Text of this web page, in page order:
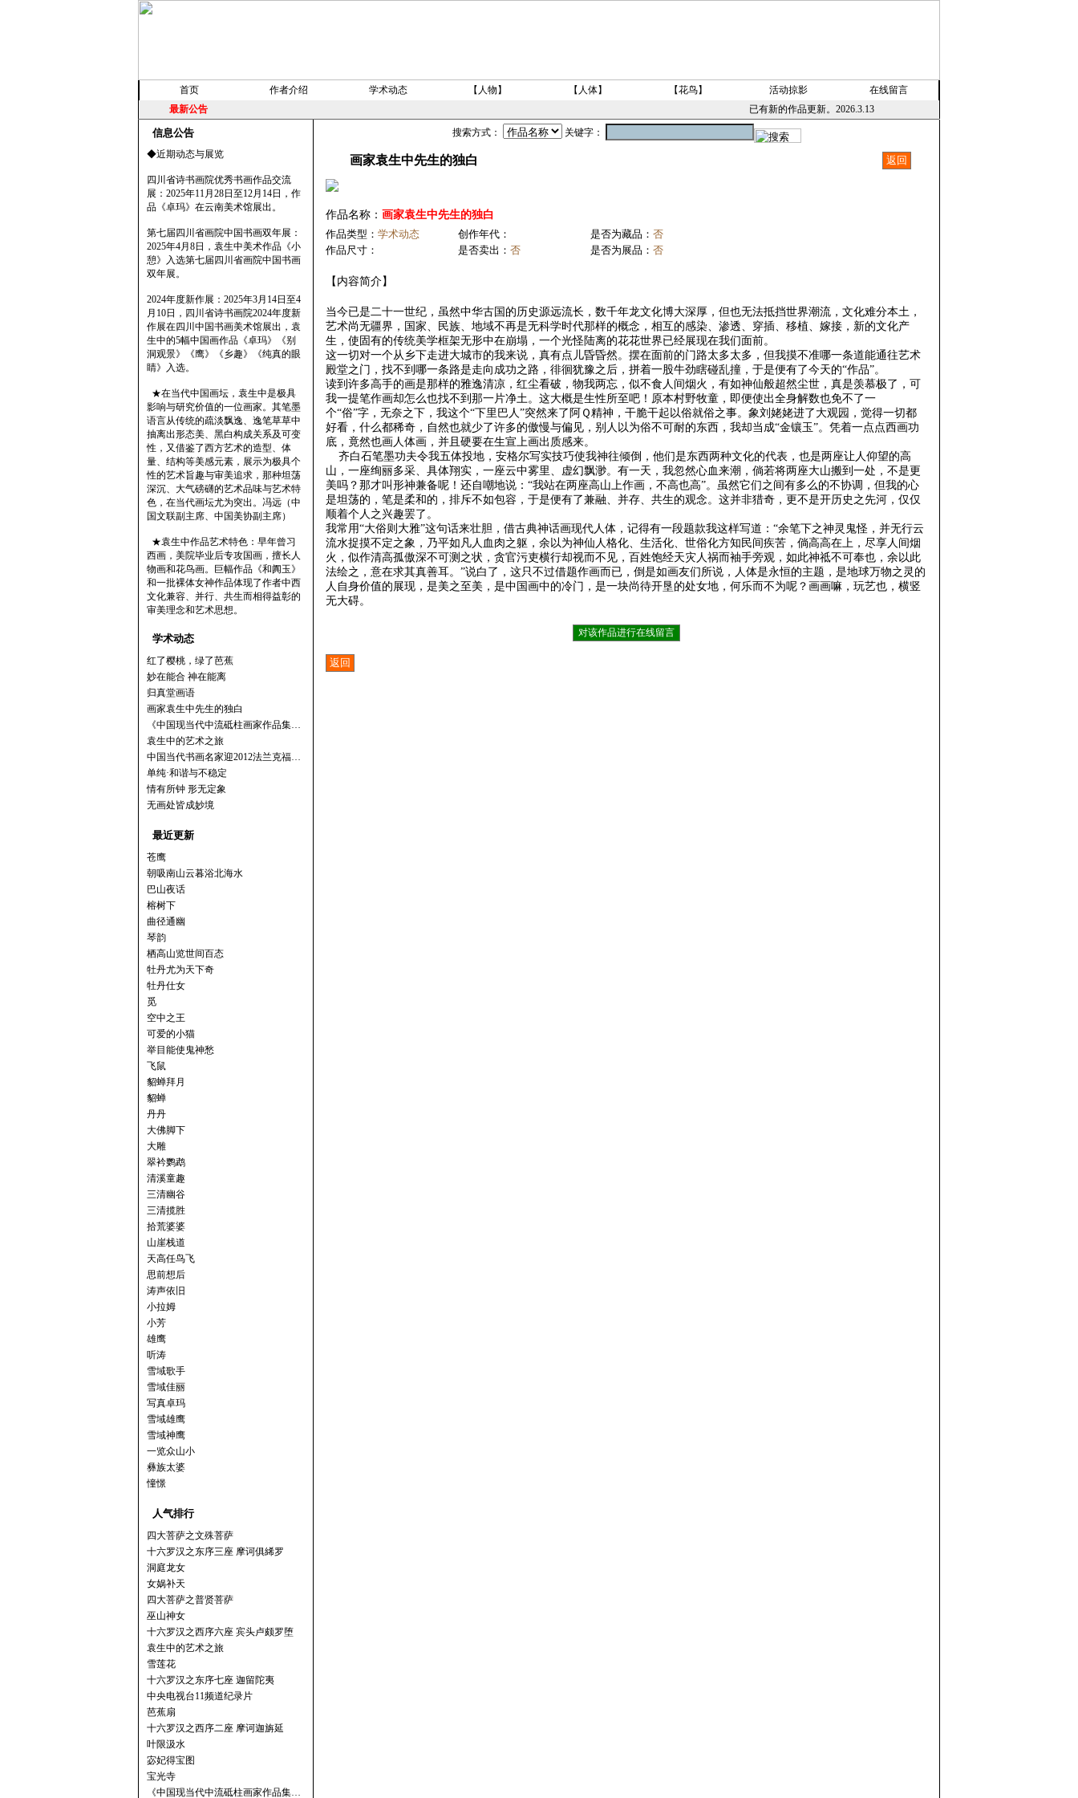
首页 作者介绍 学术动态 【人物】 【人体】 【花鸟】 活动掠影
在线留言
最新公告
已有新的作品更新。2026.3.13
信息公告
◆近期动态与展览
四川省诗书画院优秀书画作品交流
展：2025年11月28日至12月14日，作
品《卓玛》在云南美术馆展出。
第七届四川省画院中国书画双年展：
2025年4月8日，袁生中美术作品《小
憩》入选第七届四川省画院中国书画
双年展。
2024年度新作展：2025年3月14日至4
月10日，四川省诗书画院2024年度新
作展在四川中国书画美术馆展出，袁
生中的5幅中国画作品《卓玛》《别
洞观景》《鹰》《乡趣》《纯真的眼
睛》入选。
★在当代中国画坛，袁生中是极具
影响与研究价值的一位画家。其笔墨
语言从传统的疏淡飘逸、逸笔草草中
抽离出形态美、黑白构成关系及可变
性，又借鉴了西方艺术的造型、体
量、结构等美感元素，展示为极具个
性的艺术旨趣与审美追求，那种坦荡
深沉、大气磅礴的艺术品味与艺术特
色，在当代画坛尤为突出。冯远（中
国文联副主席、中国美协副主席）
★袁生中作品艺术特色：早年曾习
西画，美院毕业后专攻国画，擅长人
物画和花鸟画。巨幅作品《和阗玉》
和一批裸体女神作品体现了作者中西
文化兼容、并行、共生而相得益彰的
审美理念和艺术思想。
学术动态
红了樱桃，绿了芭蕉
妙在能合 神在能离
归真堂画语
画家袁生中先生的独白
《中国现当代中流砥柱画家作品集…
袁生中的艺术之旅
中国当代书画名家迎2012法兰克福…
单纯·和谐与不稳定
情有所钟 形无定象
无画处皆成妙境
最近更新
苍鹰
朝吸南山云暮浴北海水
巴山夜话
榕树下
曲径通幽
琴韵
栖高山览世间百态
牡丹尤为天下奇
牡丹仕女
觅
空中之王
可爱的小猫
举目能使鬼神愁
飞鼠
貂蝉拜月
貂蝉
丹丹
大佛脚下
大雕
翠衿鹦鹉
清溪童趣
三清幽谷
三清揽胜
拾荒婆婆
山崖栈道
天高任鸟飞
思前想后
涛声依旧
小拉姆
小芳
雄鹰
听涛
雪域歌手
雪域佳丽
写真卓玛
雪域雄鹰
雪域神鹰
一览众山小
彝族太婆
憧憬
人气排行
四大菩萨之文殊菩萨
十六罗汉之东序三座 摩诃俱絺罗
洞庭龙女
女娲补天
四大菩萨之普贤菩萨
巫山神女
十六罗汉之西序六座 宾头卢颇罗堕
袁生中的艺术之旅
雪莲花
十六罗汉之东序七座 迦留陀夷
中央电视台11频道纪录片
芭蕉扇
十六罗汉之西序二座 摩诃迦旃延
叶限汲水
宓妃得宝图
宝光寺
《中国现当代中流砥柱画家作品集…
搜索方式： 关键字：
画家袁生中先生的独白
作品名称： 画家袁生中先生的独白
作品类型： 学术动态 创作年代： 是否为藏品： 否
作品尺寸：
是否卖出： 否 是否为展品： 否
【内容简介】
当今已是二十一世纪，虽然中华古国的历史源远流长，数千年龙文化博大深厚，但也无法抵挡世界潮流，文化难分本土，
艺术尚无疆界，国家、民族、地域不再是无科学时代那样的概念，相互的感染、渗透、穿插、移植、嫁接，新的文化产
生，使固有的传统美学框架无形中在崩塌，一个光怪陆离的花花世界已经展现在我们面前。
这一切对一个从乡下走进大城市的我来说，真有点儿昏昏然。摆在面前的门路太多太多，但我摸不准哪一条道能通往艺术
殿堂之门，找不到哪一条路是走向成功之路，徘徊犹豫之后，拼着一股牛劲瞎碰乱撞，于是便有了今天的“作品”。
读到许多高手的画是那样的雅逸清凉，红尘看破，物我两忘，似不食人间烟火，有如神仙般超然尘世，真是羡慕极了，可
我一提笔作画却怎么也找不到那一片净土。这大概是生性所至吧！原本村野牧童，即便使出全身解数也免不了一
个“俗”字，无奈之下，我这个“下里巴人”突然来了阿Ｑ精神，干脆干起以俗就俗之事。象刘姥姥进了大观园，觉得一切都
好看，什么都稀奇，自然也就少了许多的傲慢与偏见，别人以为俗不可耐的东西，我却当成“金镶玉”。凭着一点点西画功
底，竟然也画人体画，并且硬要在生宣上画出质感来。
齐白石笔墨功夫令我五体投地，安格尔写实技巧使我神往倾倒，他们是东西两种文化的代表，也是两座让人仰望的高
山，一座绚丽多采、具体翔实，一座云中雾里、虚幻飘渺。有一天，我忽然心血来潮，倘若将两座大山搬到一处，不是更
美吗？那才叫形神兼备呢！还自嘲地说：“我站在两座高山上作画，不高也高”。虽然它们之间有多么的不协调，但我的心
是坦荡的，笔是柔和的，排斥不如包容，于是便有了兼融、并存、共生的观念。这并非猎奇，更不是开历史之先河，仅仅
顺着个人之兴趣罢了。
我常用“大俗则大雅”这句话来壮胆，借古典神话画现代人体，记得有一段题款我这样写道：“余笔下之神灵鬼怪，并无行云
流水捉摸不定之象，乃平如凡人血肉之躯，余以为神仙人格化、生活化、世俗化方知民间疾苦，倘高高在上，尽享人间烟
火，似作清高孤傲深不可测之状，贪官污吏横行却视而不见，百姓饱经天灾人祸而袖手旁观，如此神祗不可奉也，余以此
法绘之，意在求其真善耳。”说白了，这只不过借题作画而已，倒是如画友们所说，人体是永恒的主题，是地球万物之灵的
人自身价值的展现，是美之至美，是中国画中的冷门，是一块尚待开垦的处女地，何乐而不为呢？画画嘛，玩艺也，横竖
无大碍。